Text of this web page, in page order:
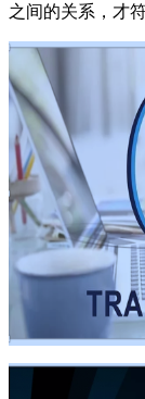
之间的关系，才